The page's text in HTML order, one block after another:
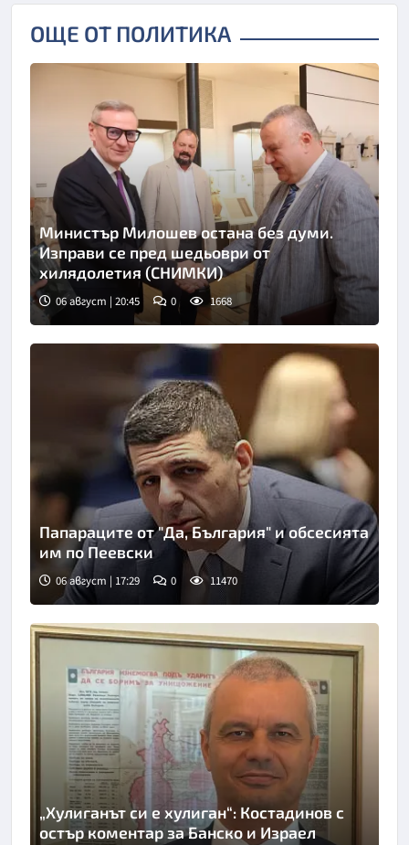
ОЩЕ ОТ ПОЛИТИКА
Министър Милошев остана без думи.
Изправи се пред шедьоври от
хилядолетия (СНИМКИ)
06 август | 20:45 0 1668
Папараците от "Да, България" и обсесията
им по Пеевски
06 август | 17:29 0 11470
„Хулиганът си е хулиган“: Костадинов с
остър коментар за Банско и Израел